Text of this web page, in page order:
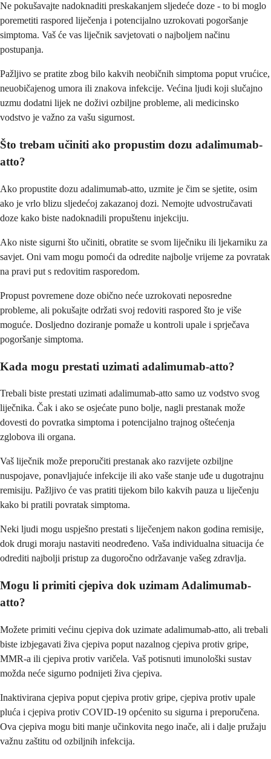
Ne pokušavajte nadoknaditi preskakanjem sljedeće doze - to bi moglo
poremetiti raspored liječenja i potencijalno uzrokovati pogoršanje
simptoma. Vaš će vas liječnik savjetovati o najboljem načinu
postupanja.
Pažljivo se pratite zbog bilo kakvih neobičnih simptoma poput vrućice,
neuobičajenog umora ili znakova infekcije. Većina ljudi koji slučajno
uzmu dodatni lijek ne doživi ozbiljne probleme, ali medicinsko
vodstvo je važno za vašu sigurnost.
Što trebam učiniti ako propustim dozu adalimumab-
atto?
Ako propustite dozu adalimumab-atto, uzmite je čim se sjetite, osim
ako je vrlo blizu sljedećoj zakazanoj dozi. Nemojte udvostručavati
doze kako biste nadoknadili propuštenu injekciju.
Ako niste sigurni što učiniti, obratite se svom liječniku ili ljekarniku za
savjet. Oni vam mogu pomoći da odredite najbolje vrijeme za povratak
na pravi put s redovitim rasporedom.
Propust povremene doze obično neće uzrokovati neposredne
probleme, ali pokušajte održati svoj redoviti raspored što je više
moguće. Dosljedno doziranje pomaže u kontroli upale i sprječava
pogoršanje simptoma.
Kada mogu prestati uzimati adalimumab-atto?
Trebali biste prestati uzimati adalimumab-atto samo uz vodstvo svog
liječnika. Čak i ako se osjećate puno bolje, nagli prestanak može
dovesti do povratka simptoma i potencijalno trajnog oštećenja
zglobova ili organa.
Vaš liječnik može preporučiti prestanak ako razvijete ozbiljne
nuspojave, ponavljajuće infekcije ili ako vaše stanje uđe u dugotrajnu
remisiju. Pažljivo će vas pratiti tijekom bilo kakvih pauza u liječenju
kako bi pratili povratak simptoma.
Neki ljudi mogu uspješno prestati s liječenjem nakon godina remisije,
dok drugi moraju nastaviti neodređeno. Vaša individualna situacija će
odrediti najbolji pristup za dugoročno održavanje vašeg zdravlja.
Mogu li primiti cjepiva dok uzimam Adalimumab-
atto?
Možete primiti većinu cjepiva dok uzimate adalimumab-atto, ali trebali
biste izbjegavati živa cjepiva poput nazalnog cjepiva protiv gripe,
MMR-a ili cjepiva protiv varičela. Vaš potisnuti imunološki sustav
možda neće sigurno podnijeti živa cjepiva.
Inaktivirana cjepiva poput cjepiva protiv gripe, cjepiva protiv upale
pluća i cjepiva protiv COVID-19 općenito su sigurna i preporučena.
Ova cjepiva mogu biti manje učinkovita nego inače, ali i dalje pružaju
važnu zaštitu od ozbiljnih infekcija.